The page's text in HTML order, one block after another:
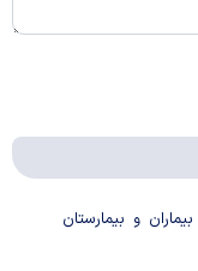
و بیمارستان